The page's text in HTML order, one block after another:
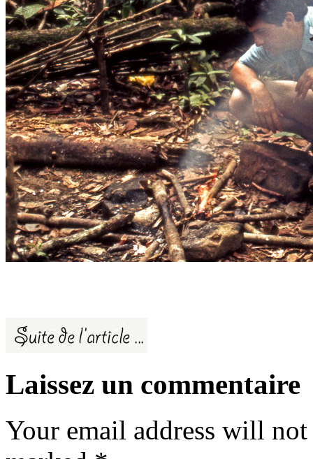
Laissez un commentaire
Your email address will